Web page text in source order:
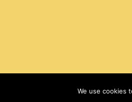
We use cookies